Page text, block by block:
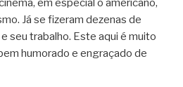
em especial o americano,
Já se fizeram dezenas de
seu trabalho. Este aqui é muito
humorado e engraçado de